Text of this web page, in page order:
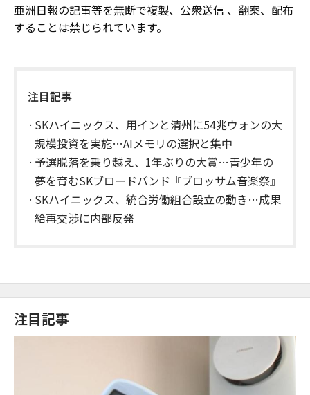
亜洲日報の記事等を無断で複製、公衆送信 、翻案、配布
することは禁じられています。
注目記事
SKハイニックス、用インと清州に54兆ウォンの大
規模投資を実施…AIメモリの選択と集中
予選脱落を乗り越え、1年ぶりの大賞…青少年の
夢を育むSKブロードバンド『ブロッサム音楽祭』
SKハイニックス、統合労働組合設立の動き…成果
給再交渉に内部反発
注目記事